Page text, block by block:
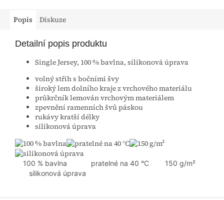
Popis Diskuze
Detailní popis produktu
Single Jersey, 100 % bavlna, silikonová úprava
volný střih s bočními švy
široký lem dolního kraje z vrchového materiálu
průkrčník lemován vrchovým materiálem
zpevnění ramenních švů páskou
rukávy kratší délky
silikonová úprava
100 % bavlna pratelné na 40 °C 150 g/m²
silikonová úprava